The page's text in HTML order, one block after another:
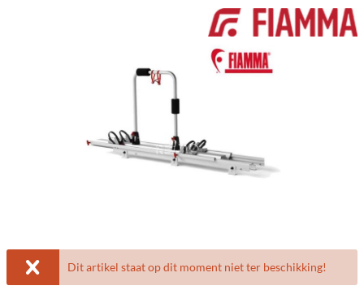
Dit artikel staat op dit moment niet ter beschikking!